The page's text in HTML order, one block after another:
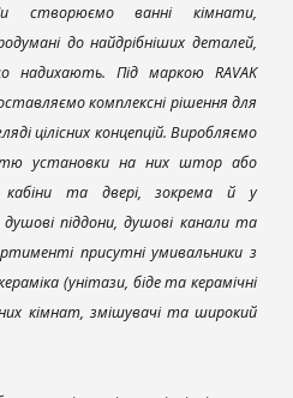
створюємо ванні кімнати,
до найдрібніших деталей,
надихають. Під маркою RAVAK
комплексні рішення для
цілісних концепцій. Виробляємо
установки на них штор або
та двері, зокрема й у
піддони, душові канали та
присутні умивальники з
(унітази, біде та керамічні
кімнат, змішувачі та широкий